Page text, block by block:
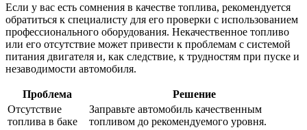
Если у вас есть сомнения в качестве топлива, рекомендуется
обратиться к специалисту для его проверки с использованием
профессионального оборудования. Некачественное топливо
или его отсутствие может привести к проблемам с системой
питания двигателя и, как следствие, к трудностям при пуске и
незаводимости автомобиля.
Проблема
Решение
Отсутствие
топлива в баке
Заправьте автомобиль качественным
топливом до рекомендуемого уровня.